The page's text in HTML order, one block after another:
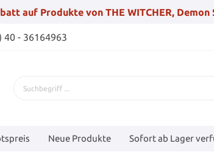
auf Produkte von THE WITCHER, Demon
40 - 36164963
Neue Produkte Sofort ab Lager